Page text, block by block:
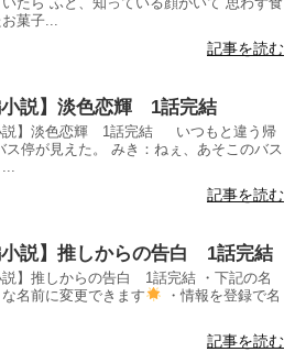
菓子...
記事を読む
小説】淡色恋輝 1話完結
説】淡色恋輝 1話完結 いつもと違う帰
ス停が見えた。 みき：ねぇ、あそこのバス
記事を読む
小説】推しからの告白 1話完結
説】推しからの告白 1話完結 ・下記の名
名前に変更できます
・情報を登録で名
記事を読む